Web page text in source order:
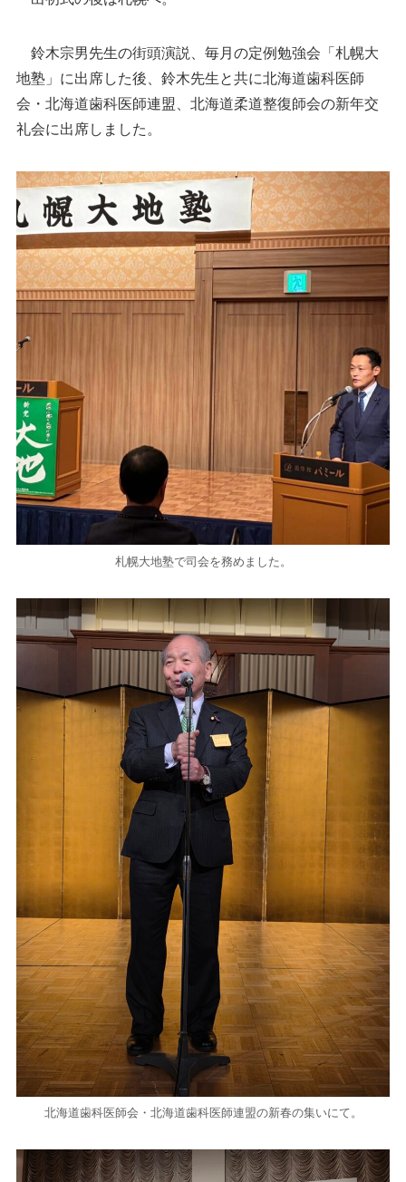
鈴木宗男先生の街頭演説、毎月の定例勉強会「札幌大
地塾」に出席した後、鈴木先生と共に北海道歯科医師
会・北海道歯科医師連盟、北海道柔道整復師会の新年交
礼会に出席しました。
札幌大地塾で司会を務めました。
北海道歯科医師会・北海道歯科医師連盟の新春の集いにて。